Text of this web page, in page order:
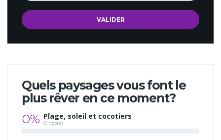
Quels paysages vous font le
plus rêver en ce moment?
0% Plage, soleil et cocotiers
(0 votes)